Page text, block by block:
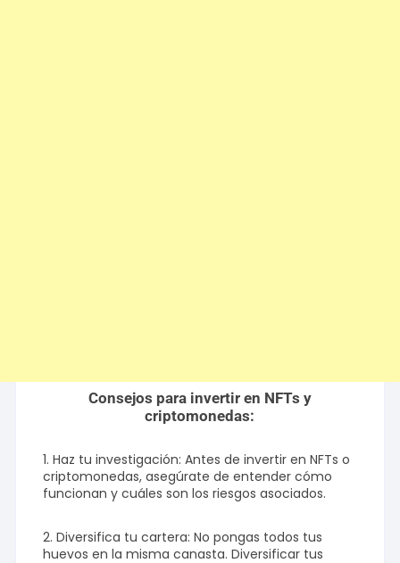
Consejos para invertir en NFTs y
criptomonedas:
1. Haz tu investigación: Antes de invertir en NFTs o
criptomonedas, asegúrate de entender cómo
funcionan y cuáles son los riesgos asociados.
2. Diversifica tu cartera: No pongas todos tus
huevos en la misma canasta. Diversificar tus